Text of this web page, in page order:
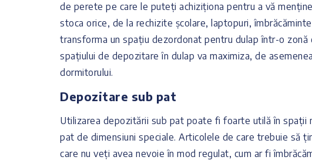
de perete pe care le puteți achiziționa pentru a vă
stoca orice, de la rechizite școlare, laptopuri,
transforma un spațiu dezordonat pentru dulap într-o
spațiului de depozitare în dulap va maximiza, de
dormitorului.
Depozitare sub pat
Utilizarea depozitării sub pat poate fi foarte utilă în spații
pat de dimensiuni speciale. Articolele de care trebuie să
care nu veți avea nevoie în mod regulat, cum ar fi